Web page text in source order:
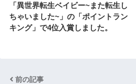
「異世界転生ベイビー~また転生し
ちゃいました~」の「ポイントラン
キング」で4位入賞しました。
前の記事